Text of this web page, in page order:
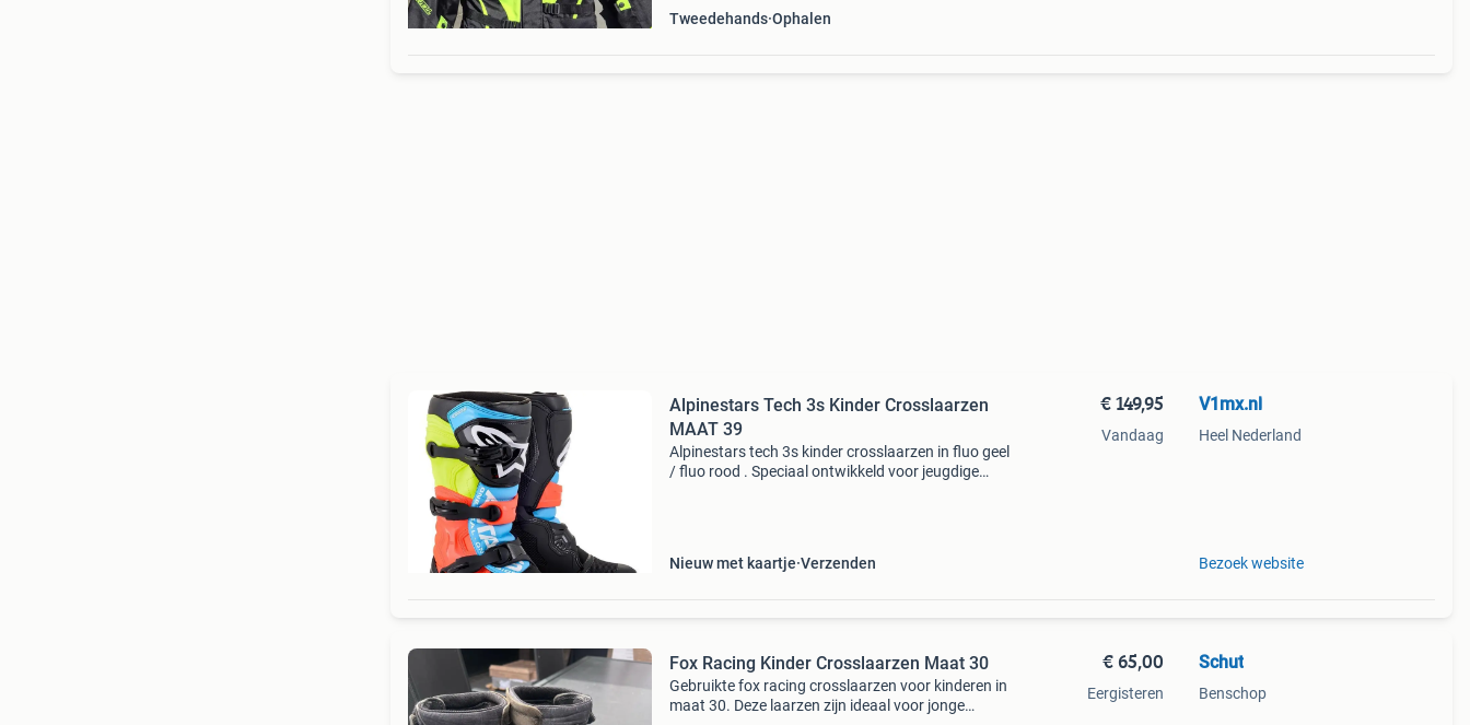
Tweedehands Ophalen
Alpinestars Tech 3s Kinder Crosslaarzen
MAAT 39
Alpinestars tech 3s kinder crosslaarzen in fluo geel
/ fluo rood . Speciaal ontwikkeld voor jeugdige
Nieuw met kaartje Verzenden
€ 149,95
Vandaag
V1mx.nl
Heel Nederland
Bezoek website
Fox Racing Kinder Crosslaarzen Maat 30
Gebruikte fox racing crosslaarzen voor kinderen in
maat 30. Deze laarzen zijn ideaal voor jonge
€ 65,00
Eergisteren
Schut
Benschop